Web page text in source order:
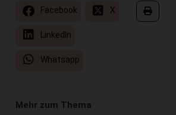
Facebook X
LinkedIn
Whatsapp
Mehr zum Thema